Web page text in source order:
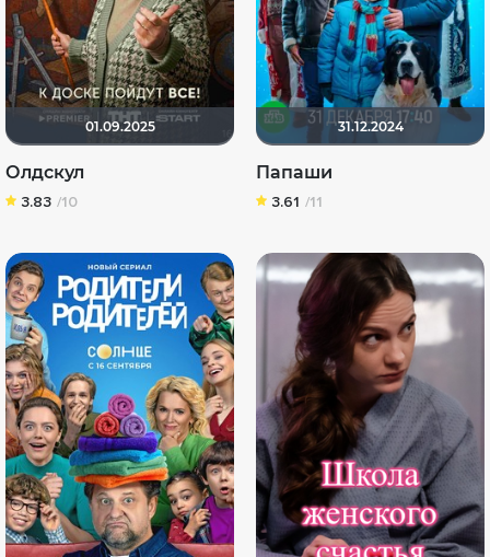
01.09.2025
Олдскул
3.83 /10
31.12.2024
Папаши
3.61 /11